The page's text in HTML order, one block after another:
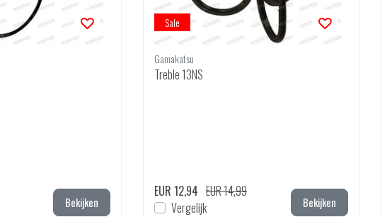
Bekijken
Sale
Gamakatsu
Treble 13NS
EUR 12,94 EUR 14,99
Vergelijk
Bekijken